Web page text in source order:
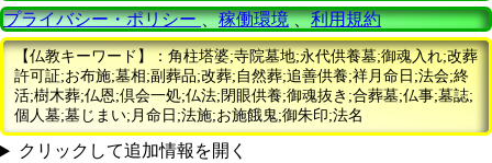
プライバシー・ポリシー、稼働環境、利用規約
【仏教キーワード】：角柱塔婆;寺院墓地;永代供養墓;御魂入れ;改葬
許可証;お布施;墓相;副葬品;改葬;自然葬;追善供養;祥月命日;法会;終
活;樹木葬;仏恩;倶会一処;仏法;閉眼供養;御魂抜き;合葬墓;仏事;墓誌;
個人墓;墓じまい;月命日;法施;お施餓鬼;御朱印;法名
クリックして追加情報を開く